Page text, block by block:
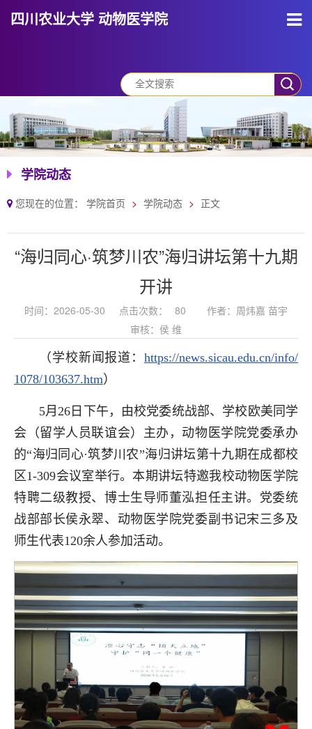
四川农业大学 动物医学院
学院动态
您现在的位置： 学院首页 学院动态 正文
“海归同心·筑梦川农”海归讲坛第十九期
开讲
时间：2026-05-30 点击次数： 80
作者：周炜嘉 苗宇
审核：侯 维
（学校新闻报道： https://news.sicau.edu.cn/info/
1078/103637.htm）
5月26日下午，由校党委统战部、学校欧美同学
会（留学人员联谊会）主办，动物医学院党委承办
的“海归同心·筑梦川农”海归讲坛第十九期在成都校
区1-309会议室举行。本期讲坛特邀我校动物医学院
特聘二级教授、博士生导师董泓担任主讲。党委统
战部部长侯永翠、动物医学院党委副书记宋三多及
师生代表120余人参加活动。